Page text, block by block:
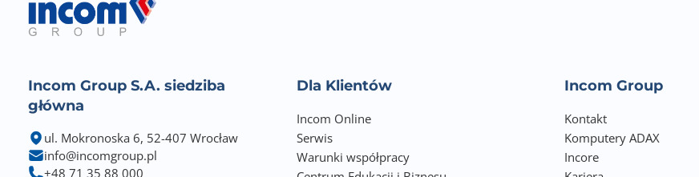
Incom Group S.A. siedziba
główna
ul. Mokronoska 6, 52-407 Wrocław
info@incomgroup.pl
+48 71 35 88 000
Dla Klientów
Incom Online
Serwis
Warunki współpracy
Incom Group
Kontakt
Komputery ADAX
Incore